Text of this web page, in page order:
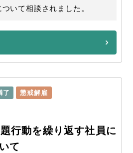
いて相談されました。
了 懲戒解雇
行動を繰り返す社員に
て